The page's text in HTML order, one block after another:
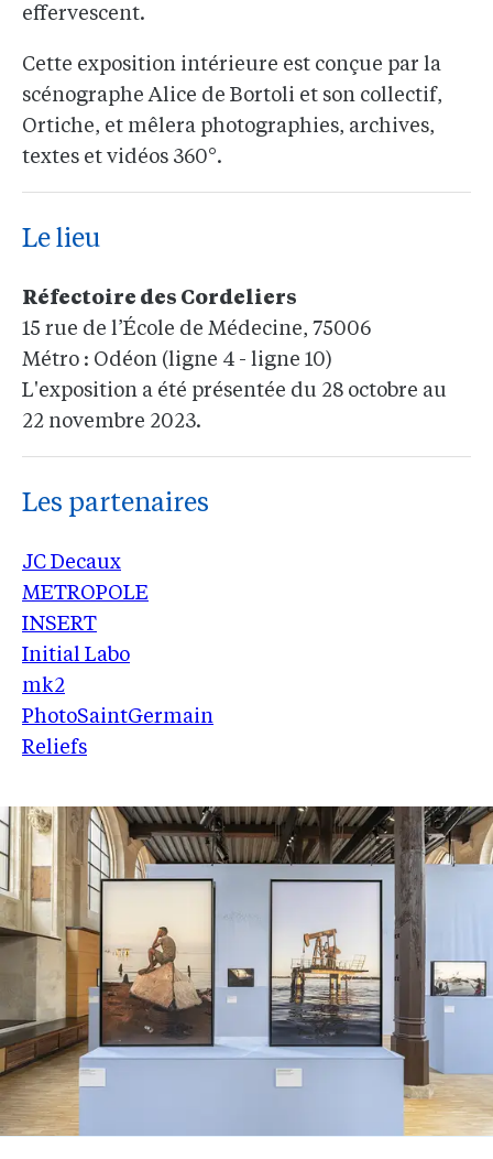
effervescent.
Cette exposition intérieure est conçue par la
scénographe Alice de Bortoli et son collectif,
Ortiche, et mêlera photographies, archives,
textes et vidéos 360°.
Le lieu
Réfectoire des Cordeliers
15 rue de l’École de Médecine, 75006
Métro : Odéon (ligne 4 - ligne 10)
L'exposition a été présentée du 28 octobre au
22 novembre 2023.
Les partenaires
JC Decaux
METROPOLE
INSERT
Initial Labo
mk2
PhotoSaintGermain
Reliefs